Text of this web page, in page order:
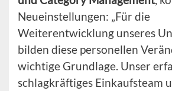
Neueinstellungen: „Für die
Weiterentwicklung unseres
bilden diese personellen
wichtige Grundlage. Unser
schlagkräftiges Einkaufsteam